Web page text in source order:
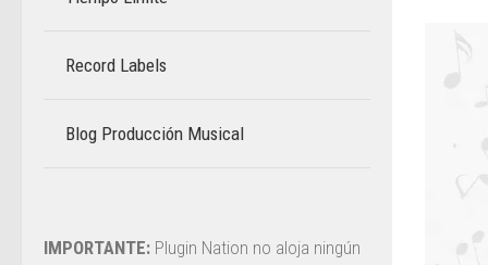
Record Labels
Blog Producción Musical
–
IMPORTANTE: Plugin Nation no aloja ningún